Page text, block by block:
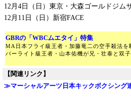
12月4日（日）東京・大森ゴールドジム
12月11日（日）新宿FACE
GBRの「WBCムエタイ」特集
MA日本フライ級王者・加藤竜二の空手殺法
パーライト級王者・山本佑機が兄・壮泰と双
【関連リンク】
≫マーシャルアーツ日本キックボクシング